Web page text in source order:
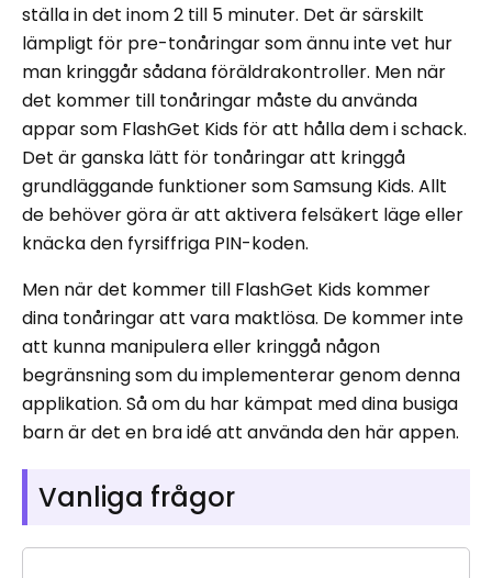
ställa in det inom 2 till 5 minuter. Det är särskilt
lämpligt för pre-tonåringar som ännu inte vet hur
man kringgår sådana föräldrakontroller. Men när
det kommer till tonåringar måste du använda
appar som FlashGet Kids för att hålla dem i schack.
Det är ganska lätt för tonåringar att kringgå
grundläggande funktioner som Samsung Kids. Allt
de behöver göra är att aktivera felsäkert läge eller
knäcka den fyrsiffriga PIN-koden.
Men när det kommer till FlashGet Kids kommer
dina tonåringar att vara maktlösa. De kommer inte
att kunna manipulera eller kringgå någon
begränsning som du implementerar genom denna
applikation. Så om du har kämpat med dina busiga
barn är det en bra idé att använda den här appen.
Vanliga frågor